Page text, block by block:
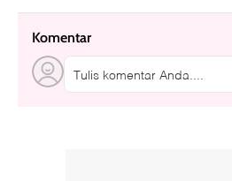
Komentar
Tulis komentar Anda....